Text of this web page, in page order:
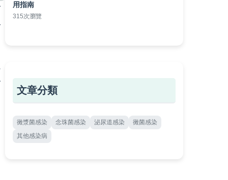
用指南
315次瀏覽
文章分類
黴漿菌感染 念珠菌感染 泌尿道感染
黴菌感染
其他感染病